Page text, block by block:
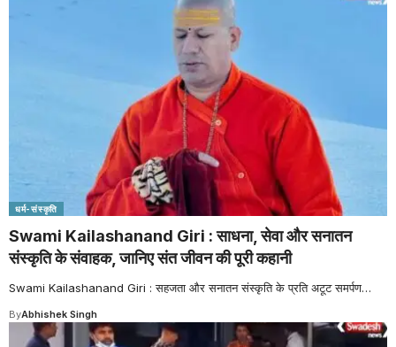
धर्म-संस्कृति
Swami Kailashanand Giri : साधना, सेवा और सनातन
संस्कृति के संवाहक, जानिए संत जीवन की पूरी कहानी
Swami Kailashanand Giri : सहजता और सनातन संस्कृति के प्रति अटूट समर्पण…
ByAbhishek Singh